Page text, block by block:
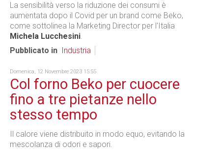
La sensibilità verso la riduzione dei consumi è
aumentata dopo il Covid per un brand come Beko,
come sottolinea la Marketing Director per l'Italia
Michela Lucchesini.
Pubblicato in
Industria
Domenica, 12 Novembre 2023 15:55
Col forno Beko per cuocere
fino a tre pietanze nello
stesso tempo
Il calore viene distribuito in modo equo, evitando la
mescolanza di odori e sapori.